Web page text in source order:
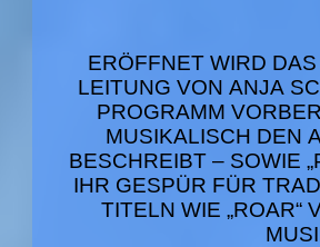
ERÖFFNET WIRD
LEITUNG VON ANJA
PROGRAMM
MUSIKALISCH DEN
BESCHREIBT – SOWIE
IHR GESPÜR FÜR
TITELN WIE „ROAR“